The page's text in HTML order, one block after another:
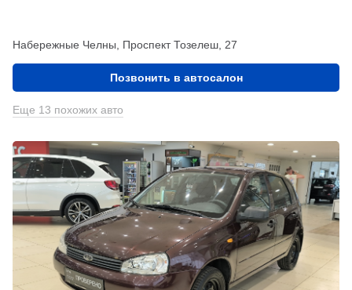
Набережные Челны, Проспект Тозелеш, 27
Позвонить в автосалон
Еще 13 похожих авто